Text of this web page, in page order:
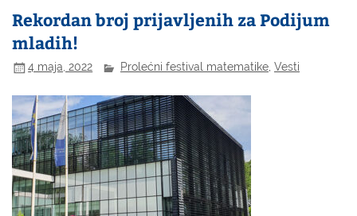
Rekordan broj prijavljenih za Podijum
mladih!
4 maja, 2022 Prolećni festival matematike,Vesti